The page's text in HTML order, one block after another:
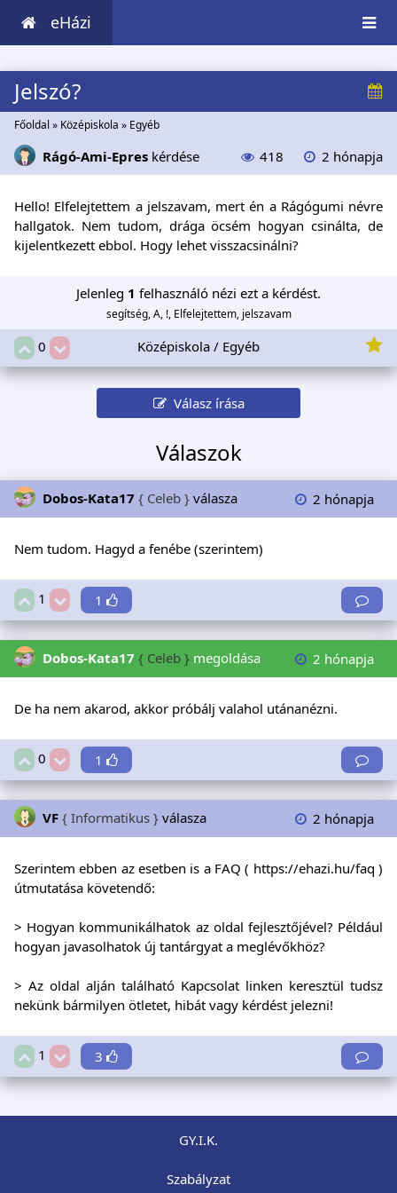
eHázi
Jelszó?
Főoldal » Középiskola » Egyéb
Rágó-Ami-Epres kérdése 418 2 hónapja
Hello! Elfelejtettem a jelszavam, mert én a Rágógumi névre
hallgatok. Nem tudom, drága öcsém hogyan csinálta, de
kijelentkezett ebbol. Hogy lehet visszacsinálni?
Jelenleg 1 felhasználó nézi ezt a kérdést.
segítség, A, !, Elfelejtettem, jelszavam
0 Középiskola / Egyéb
Válasz írása
Válaszok
Dobos-Kata17 { Celeb } válasza 2 hónapja
Nem tudom. Hagyd a fenébe (szerintem)
1 1
Dobos-Kata17 { Celeb } megoldása 2 hónapja
De ha nem akarod, akkor próbálj valahol utánanézni.
0 1
VF { Informatikus } válasza 2 hónapja
Szerintem ebben az esetben is a FAQ ( https://ehazi.hu/faq )
útmutatása követendő:
> Hogyan kommunikálhatok az oldal fejlesztőjével? Például
hogyan javasolhatok új tantárgyat a meglévőkhöz?
> Az oldal alján található Kapcsolat linken keresztül tudsz
nekünk bármilyen ötletet, hibát vagy kérdést jelezni!
1 3
GY.I.K.
Szabályzat